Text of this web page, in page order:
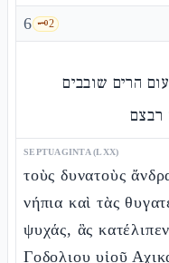
6 🗝️2
הרים שובבים
רבצם
SEPTUAGINTA (LXX)
τοὺς δυνατοὺς
νήπια καὶ τὰς
ψυχάς, ἃς
Γοδολιου υἱοῦ